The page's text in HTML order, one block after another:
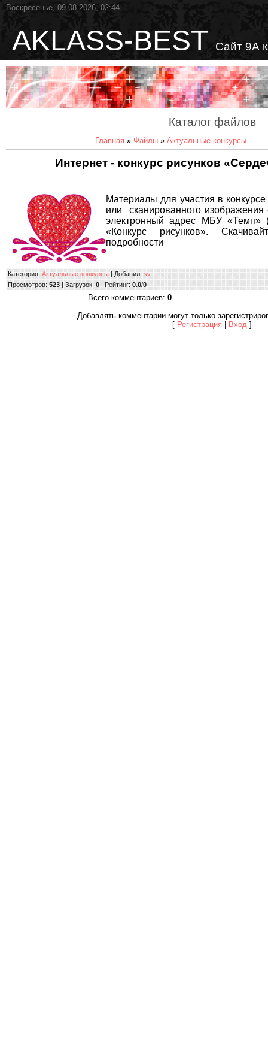
Воскресенье, 09.08.2026, 02:44
AKLASS-BEST Сайт 9А
Каталог файлов
Главная »Файлы »Актуальные конкурсы
Интернет - конкурс рисунков
Материалы для участия в
или сканированного
электронный адрес МБУ «Темп»
«Конкурс рисунков».
подробности
Категория: Актуальные конкурсы Добавил: sv
Просмотров: 523 Загрузок: 0 Рейтинг: 0.0/0
Всего комментариев: 0
Добавлять комментарии могут только
[ Регистрация Вход ]